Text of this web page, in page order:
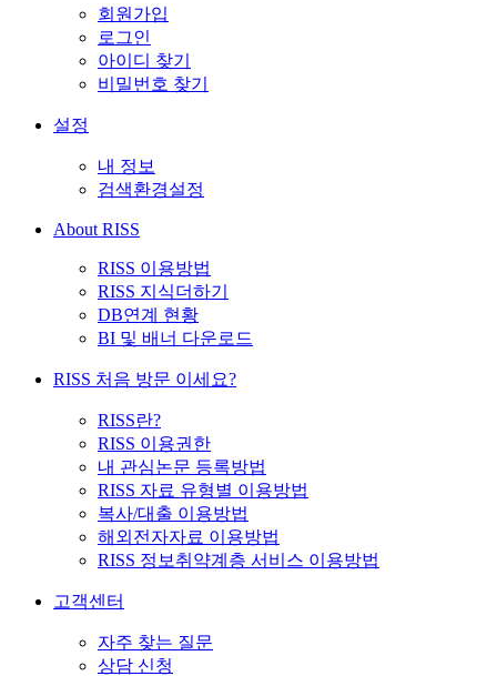
회원가입
로그인
아이디 찾기
비밀번호 찾기
설정
내 정보
검색환경설정
About RISS
RISS 이용방법
RISS 지식더하기
DB연계 현황
BI 및 배너 다운로드
RISS 처음 방문 이세요?
RISS란?
RISS 이용권한
내 관심논문 등록방법
RISS 자료 유형별 이용방법
복사/대출 이용방법
해외전자자료 이용방법
RISS 정보취약계층 서비스 이용방법
고객센터
자주 찾는 질문
상담 신청